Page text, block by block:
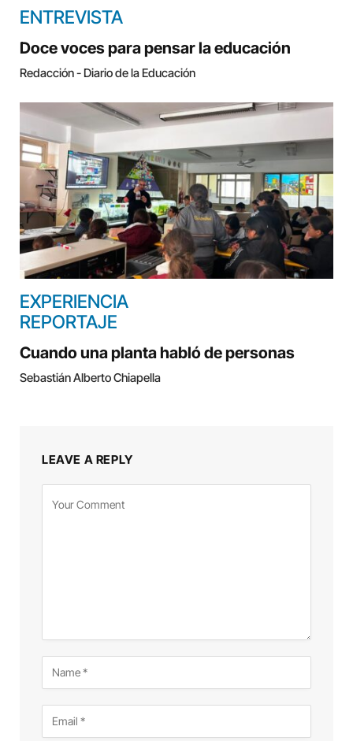
ENTREVISTA
Doce voces para pensar la educación
Redacción - Diario de la Educación
EXPERIENCIA
REPORTAJE
Cuando una planta habló de personas
Sebastián Alberto Chiapella
LEAVE A REPLY